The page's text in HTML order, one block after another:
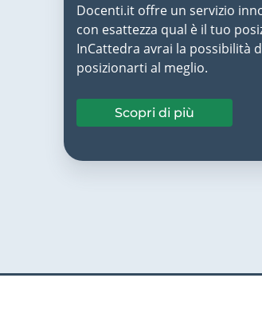
Docenti.it offre un servizio
con esattezza qual è il tuo
InCattedra avrai la possibilità
posizionarti al meglio.
Scopri di più